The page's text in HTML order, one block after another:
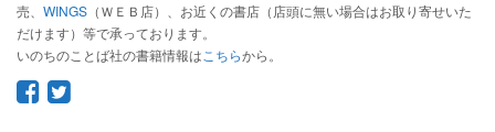
売、 WINGS （ＷＥＢ店）、お近くの書店（店頭に無い場合はお取り寄せいた
だけます）等で承っております。
いのちのことば社の書籍情報は こちらから。